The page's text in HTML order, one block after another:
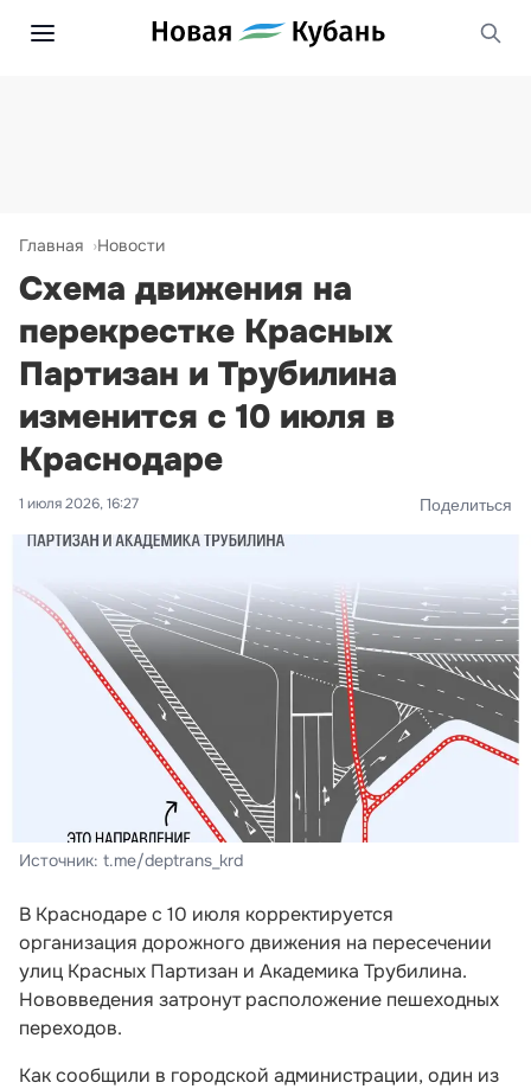
Главная Новости
Схема движения на
перекрестке Красных
Партизан и Трубилина
изменится с 10 июля в
Краснодаре
1 июля 2026, 16:27 Поделиться
Источник: t.me/deptrans_krd
В Краснодаре с 10 июля корректируется
организация дорожного движения на пересечении
улиц Красных Партизан и Академика Трубилина.
Нововведения затронут расположение пешеходных
переходов.
Как сообщили в городской администрации, один из